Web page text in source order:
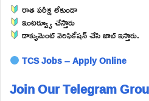
రాత పరీక్ష లేకుండా
ఇంటర్వ్యూ చేస్తారు
డాక్యుమెంట్ వెరిఫికేషన్ చేసి జాబ్ ఇస్తారు.
TCS Jobs – Apply Online
Join Our Telegram